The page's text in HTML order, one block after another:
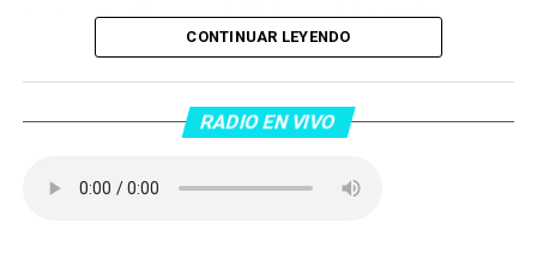
Lautaro Martínez convirtió de penal el 2-0. El Toro
anotó su primer gol en Copas del Mundo, tras no
dentro del área sobre Marcos Senesi, que intentó ir a
una segunda pelota luego de un tiro en el travesaño del
patada en la cara del jugador jordano.
CONTINUAR LEYENDO
RADIO EN VIVO